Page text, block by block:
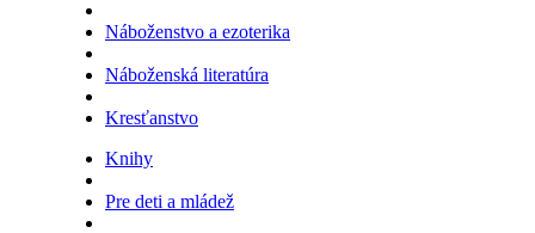
Náboženstvo a ezoterika
Náboženská literatúra
Kresťanstvo
Knihy
Pre deti a mládež